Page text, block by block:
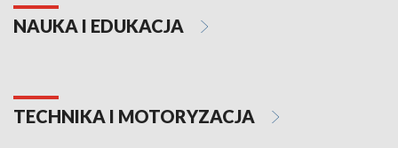
NAUKA I EDUKACJA
TECHNIKA I MOTORYZACJA